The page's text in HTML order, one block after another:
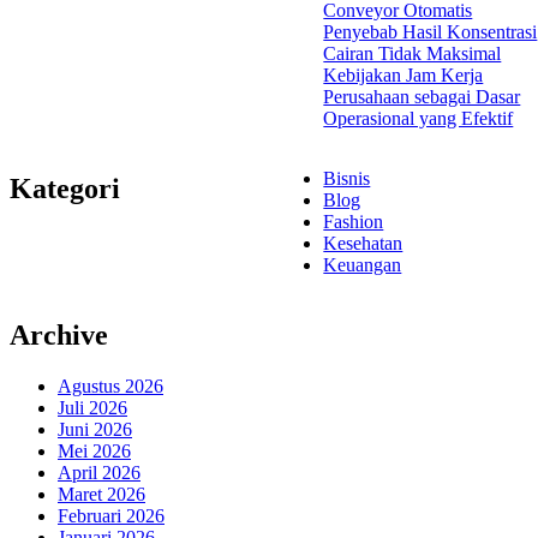
Conveyor Otomatis
Penyebab Hasil Konsentrasi
Cairan Tidak Maksimal
Kebijakan Jam Kerja
Perusahaan sebagai Dasar
Operasional yang Efektif
Kategori
Bisnis
Blog
Fashion
Kesehatan
Keuangan
Archive
Agustus 2026
Juli 2026
Juni 2026
Mei 2026
April 2026
Maret 2026
Februari 2026